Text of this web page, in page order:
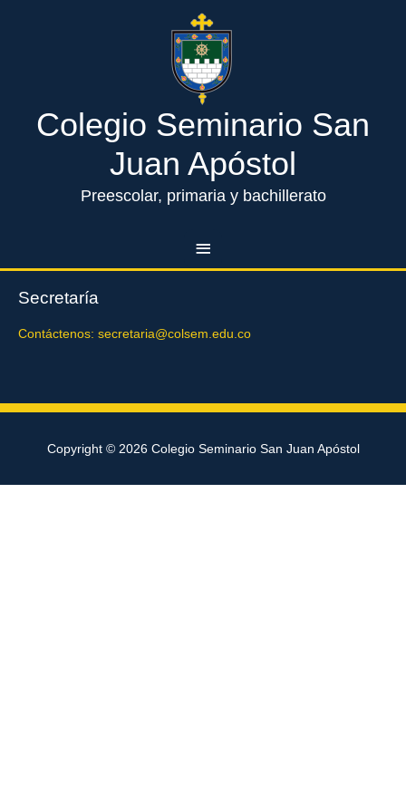
Colegio Seminario San
Juan Apóstol
Preescolar, primaria y bachillerato
Menú
principal
Contabilidad
Contáctenos: contabilidad@colsem.edu.co
Contáctenos: sistemas@colsem.edu.co
Secretaría
Contáctenos: secretaria@colsem.edu.co
Copyright © 2026 Colegio Seminario San Juan Apóstol